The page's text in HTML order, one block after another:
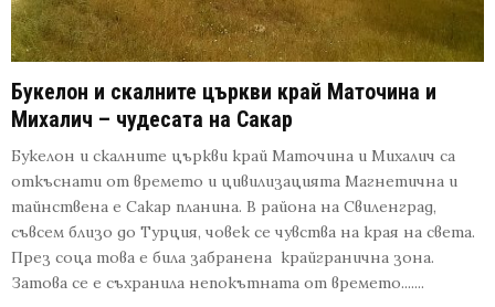
Букелон и скалните църкви край Маточина и
Михалич – чудесата на Сакар
Букелон и скалните църкви край Маточина и Михалич са
откъснати от времето и цивилизацията Магнетична и
тайнствена е Сакар планина. В района на Свиленград,
съвсем близо до Турция, човек се чувства на края на света.
През соца това е била забранена крайгранична зона.
Затова се е съхранила непокътната от времето.......